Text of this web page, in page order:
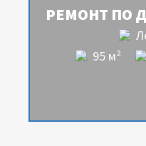
РЕМОНТ ПО
95 м²